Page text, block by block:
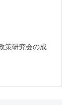
策研究会の成